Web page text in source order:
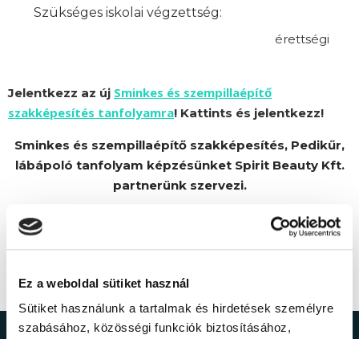
Ez a weboldal sütiket használ
Sütiket használunk a tartalmak és hirdetések személyre
szabásához, közösségi funkciók biztosításához,
Szükséges iskolai végzettség:
érettségi
Jelentkezz az új Sminkes és szempillaépítő
szakképesítés tanfolyamra! Kattints és jelentkezz!
Sminkes és szempillaépítő szakképesítés, Pedikűr,
lábápoló tanfolyam képzésünket Spirit Beauty Kft.
partnerünk szervezi.